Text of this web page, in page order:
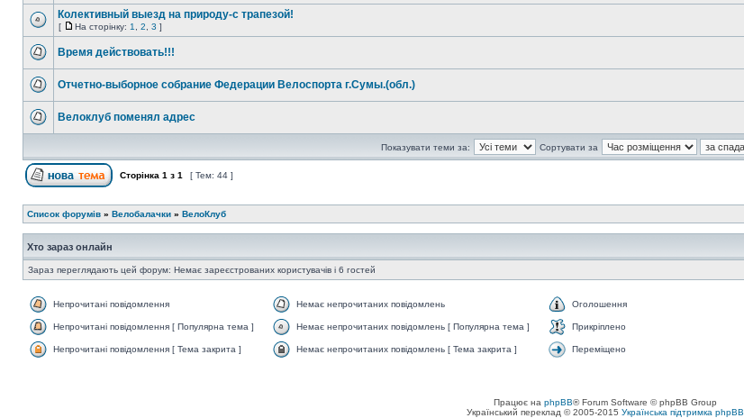
Колективный выезд на природу-с трапезой!
[ На сторінку: 1 2 3 ]
Время действовать!!!
Отчетно-выборное собрание Федерации Велоспорта г.Сумы.(обл.)
Велоклуб поменял адрес
Показувати теми за: Сортувати за
Сторінка 1 з 1 [ Тем: 44 ]
Список форумів » Велобалачки » ВелоКлуб
Хто зараз онлайн
Зараз переглядають цей форум: Немає зареєстрованих користувачів і 6 гостей
Непрочитані повідомлення Немає непрочитаних повідомлень Оголошення
Непрочитані повідомлення [ Популярна тема ] Немає непрочитаних повідомлень [ Популярна тема ] Прикріплено
Непрочитані повідомлення [ Тема закрита ] Немає непрочитаних повідомлень [ Тема закрита ] Переміщено
Працює на phpBB® Forum Software © phpBB Group
Український переклад © 2005-2015 Українська підтримка phpBB